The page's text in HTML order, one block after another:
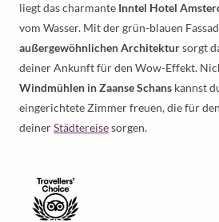
liegt das charmante Inntel Hotel
vom Wasser. Mit der grün-blauen
außergewöhnlichen Architektursorgt
deiner Ankunft für den Wow-Effekt.
Windmühlen in Zaanse Schans kannst
eingerichtete Zimmer freuen, die für
deinerStädtereisesorgen.